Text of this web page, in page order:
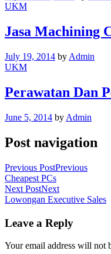
UKM
Jasa Machining
July 19, 2014 by Admin
UKM
Perawatan Dan
June 5, 2014 by Admin
Post navigation
Previous PostPrevious
Cheapest PCs
Next PostNext
Lowongan Executive Sales
Leave a Reply
Your email address will not